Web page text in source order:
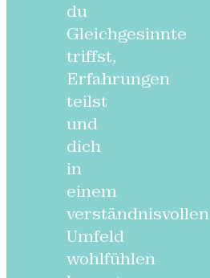
du
Gleichgesinnte
triffst,
Erfahrungen
teilst
und
dich
in
einem
verständnisvollen
Umfeld
wohlfühlen